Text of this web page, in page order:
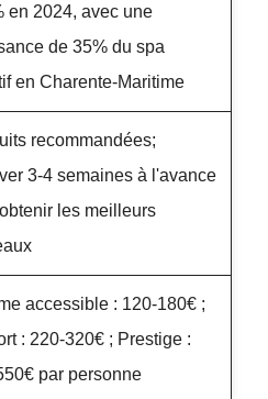
en 2024, avec une
de 35% du spa
en Charente-Maritime
recommandées;
3-4 semaines à l'avance
les meilleurs
accessible : 120-180€ ;
: 220-320€ ; Prestige :
par personne